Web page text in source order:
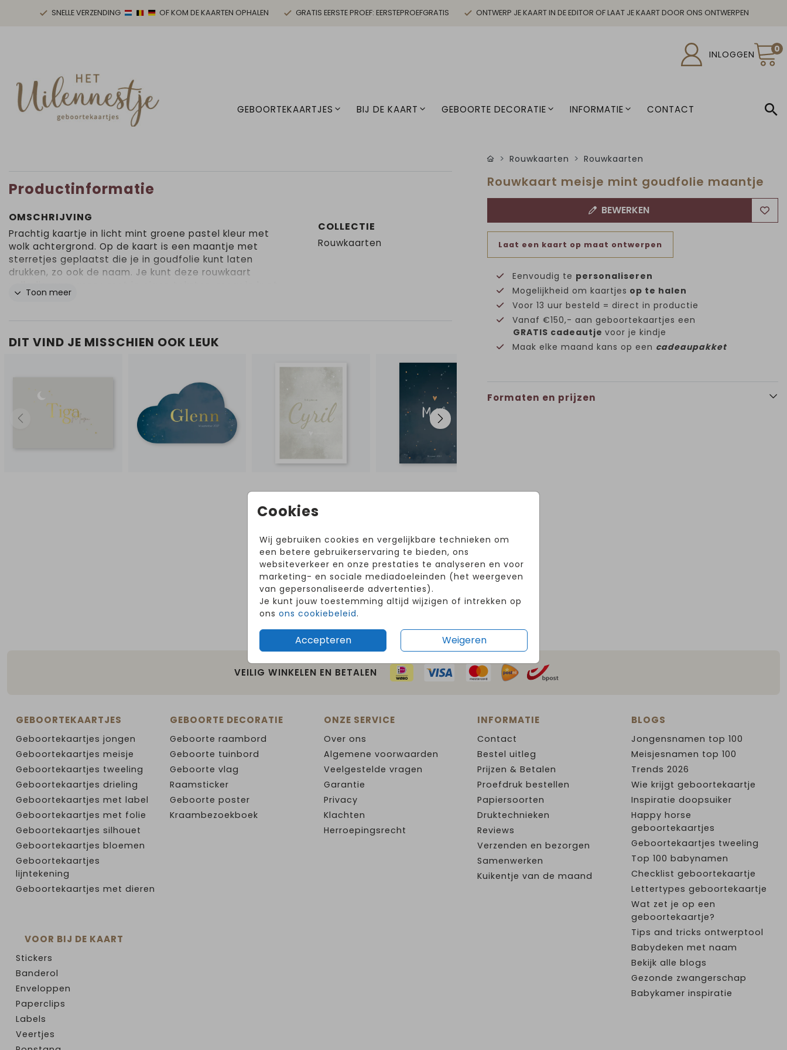
SNELLE VERZENDING OF KOM DE KAARTEN OPHALEN GRATIS EERSTE PROEF: EERSTEPROEFGRATIS ONTWERP JE KAART IN DE EDITOR OF LAAT JE KAART DOOR ONS ONTWERPEN
INLOGGEN 0
GEBOORTEKAARTJES BIJ DE KAART GEBOORTE DECORATIE INFORMATIE CONTACT
Cookies
Wij gebruiken cookies en vergelijkbare technieken om
een betere gebruikerservaring te bieden, ons
websiteverkeer en onze prestaties te analyseren en voor
marketing- en sociale mediadoeleinden (het weergeven
van gepersonaliseerde advertenties).
Je kunt jouw toestemming altijd wijzigen of intrekken op
ons ons cookiebeleid.
Accepteren Weigeren
Productinformatie
OMSCHRIJVING
Prachtig kaartje in licht mint groene pastel kleur met
wolk achtergrond. Op de kaart is een maantje met
sterretjes geplaatst die je in goudfolie kunt laten
drukken, zo ook de naam. Je kunt deze rouwkaart
ook de kleuren en opmaak van de kaart aanpassen. We
Stuur ons dan een mailtje, dan denken wij graag met je
mee in deze moeilijke situatie. Op onze site vind je
vanuit het hart geschreven door 'Vlinderkusje' die zelf
ook haar kindje heeft verloren.
Toon meer
COLLECTIE
Rouwkaarten
DIT VIND JE MISSCHIEN OOK LEUK
Rouwkaarten Rouwkaarten
Rouwkaart meisje mint goudfolie maantje
BEWERKEN
Laat een kaart op maat ontwerpen
Eenvoudig te personaliseren
Mogelijkheid om kaartjes op te halen
Voor 13 uur besteld = direct in productie
Vanaf €150,- aan geboortekaartjes een
GRATIS cadeautje voor je kindje
Maak elke maand kans op een cadeaupakket
Formaten en prijzen
Volg ons op Instagram!
@hetuilennestjegeboortekaartjes
VEILIG WINKELEN EN BETALEN
GEBOORTEKAARTJES
Geboortekaartjes jongen
Geboortekaartjes meisje
Geboortekaartjes tweeling
Geboortekaartjes drieling
Geboortekaartjes met label
Geboortekaartjes met folie
Geboortekaartjes silhouet
Geboortekaartjes bloemen
Geboortekaartjes
lijntekening
Geboortekaartjes met dieren
VOOR BIJ DE KAART
Stickers
Banderol
Enveloppen
Paperclips
Labels
Veertjes
GEBOORTE DECORATIE
Geboorte raambord
Geboorte tuinbord
Geboorte vlag
Raamsticker
Geboorte poster
Kraambezoekboek
ONZE SERVICE
Over ons
Algemene voorwaarden
Veelgestelde vragen
Garantie
Privacy
Klachten
Herroepingsrecht
INFORMATIE
Contact
Bestel uitleg
Prijzen & Betalen
Proefdruk bestellen
Papiersoorten
Druktechnieken
Reviews
Verzenden en bezorgen
Samenwerken
Kuikentje van de maand
BLOGS
Jongensnamen top 100
Meisjesnamen top 100
Trends 2026
Wie krijgt geboortekaartje
Inspiratie doopsuiker
Happy horse
geboortekaartjes
Geboortekaartjes tweeling
Top 100 babynamen
Checklist geboortekaartje
Lettertypes geboortekaartje
Wat zet je op een
geboortekaartje?
Tips and tricks ontwerptool
Babydeken met naam
Bekijk alle blogs
Gezonde zwangerschap
Babykamer inspiratie